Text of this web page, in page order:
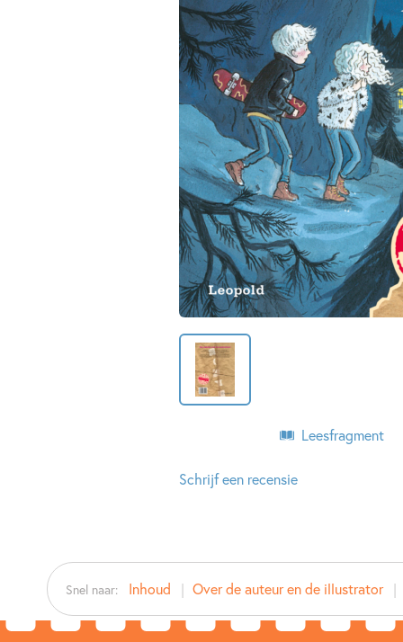
Leesfragment
Schrijf een recensie
Snel naar: Inhoud Over de auteur en de illustrator